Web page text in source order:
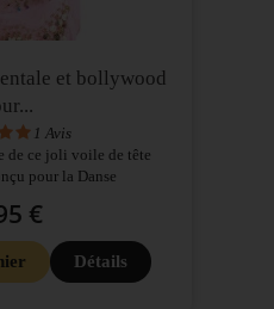
et bollywood
1 Avis
de ce joli voile de tête
pour la Danse
€
Détails